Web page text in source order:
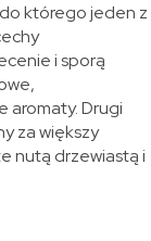
którego jeden z
i sporą
aromaty. Drugi
za większy
nutą drzewiastą i